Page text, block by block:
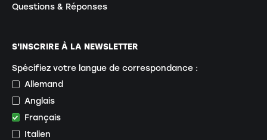
Questions & Réponses
S'INSCRIRE À LA NEWSLETTER
Spécifiez votre langue de correspondance :
Allemand
Anglais
Français
Italien